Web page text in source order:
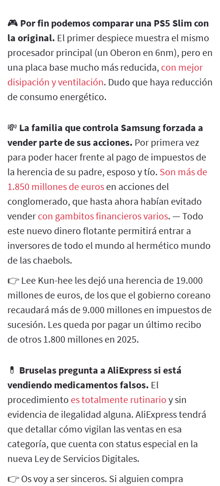
🎮 Por fin podemos comparar una PS5 Slim con
la original. El primer despiece muestra el mismo
procesador principal (un Oberon en 6nm), pero en
una placa base mucho más reducida, con mejor
disipación y ventilación. Dudo que haya reducción
de consumo energético.
💸 La familia que controla Samsung forzada a
vender parte de sus acciones. Por primera vez
para poder hacer frente al pago de impuestos de
la herencia de su padre, esposo y tío. Son más de
1.850 millones de euros en acciones del
conglomerado, que hasta ahora habían evitado
vender con gambitos financieros varios. — Todo
este nuevo dinero flotante permitirá entrar a
inversores de todo el mundo al hermético mundo
de las chaebols.
👉 Lee Kun-hee les dejó una herencia de 19.000
millones de euros, de los que el gobierno coreano
recaudará más de 9.000 millones en impuestos de
sucesión. Les queda por pagar un último recibo
de otros 1.800 millones en 2025.
💊 Bruselas pregunta a AliExpress si está
vendiendo medicamentos falsos. El
procedimiento es totalmente rutinario y sin
evidencia de ilegalidad alguna. AliExpress tendrá
que detallar cómo vigilan las ventas en esa
categoría, que cuenta con status especial en la
nueva Ley de Servicios Digitales.
👉 Os voy a ser sinceros. Si alguien compra